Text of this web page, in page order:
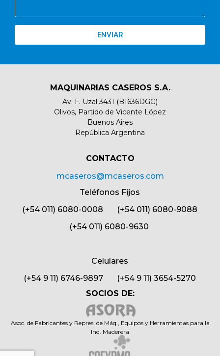
ENVIAR
MAQUINARIAS CASEROS S.A.
Av. F. Uzal 3431 (B1636DGG)
Olivos, Partido de Vicente López
Buenos Aires
República Argentina
CONTACTO​
mcaseros@mcaseros.com
Teléfonos Fijos
(+54 011) 6080-0008 (+54 011) 6080-9088
(+54 011) 6080-9630
Celulares
(+54 9 11) 6746-9897 (+54 9 11) 3654-5270
SOCIOS DE:
Asoc. de Fabricantes y Repres. de Máq., Equipos y Herramientas para la
Ind. Maderera